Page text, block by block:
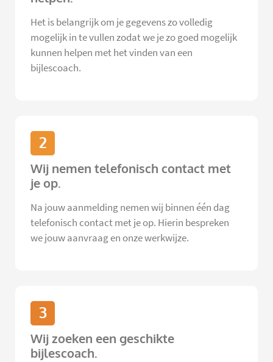
Het is belangrijk om je gegevens zo volledig
mogelijk in te vullen zodat we je zo goed mogelijk
kunnen helpen met het vinden van een
bijlescoach.
2
Wij nemen telefonisch contact met
je op.
Na jouw aanmelding nemen wij binnen één dag
telefonisch contact met je op. Hierin bespreken
we jouw aanvraag en onze werkwijze.
3
Wij zoeken een geschikte
bijlescoach.